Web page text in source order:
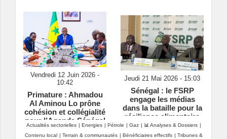
Vendredi 12 Juin 2026 -
10:42
Primature : Ahmadou
Al Aminou Lo prône
cohésion et collégialité
pour l’Agenda Sénégal
2050
Jeudi 21 Mai 2026 - 15:03
Sénégal : le FSRP
engage les médias
dans la bataille pour la
résilience alimentaire
Actualités sectorielles | Energies | Pétrole | Gaz | 📊 Analyses & Dossiers |
Contenu local | Terrain & communautés | Bénéficiaires effectifs | Tribunes &